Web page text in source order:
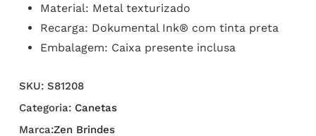
Material: Metal texturizado
Recarga: Dokumental Ink® com tinta preta
Embalagem: Caixa presente inclusa
SKU: S81208
Categoria: Canetas
Marca:Zen Brindes